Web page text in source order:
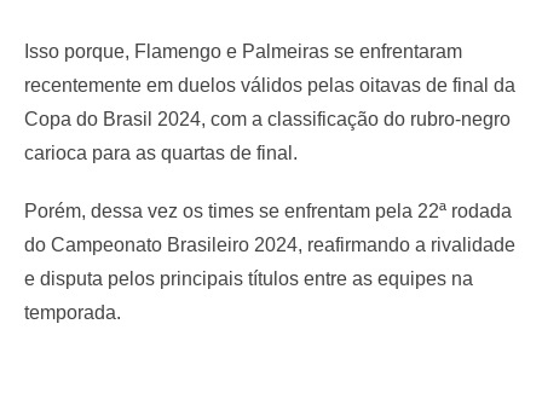
Isso porque, Flamengo e Palmeiras se enfrentaram
recentemente em duelos válidos pelas oitavas de final da
Copa do Brasil 2024, com a classificação do rubro-negro
carioca para as quartas de final.
Porém, dessa vez os times se enfrentam pela 22ª rodada
do Campeonato Brasileiro 2024, reafirmando a rivalidade
e disputa pelos principais títulos entre as equipes na
temporada.